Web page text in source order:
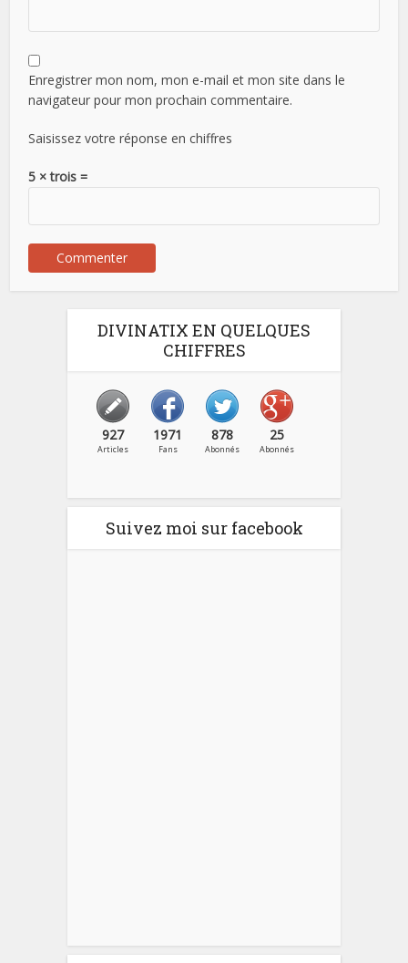
Enregistrer mon nom, mon e-mail et mon site dans le
navigateur pour mon prochain commentaire.
Saisissez votre réponse en chiffres
5 × trois =
DIVINATIX EN QUELQUES
CHIFFRES
927
Articles
1971
Fans
878
Abonnés
25
Abonnés
Suivez moi sur facebook